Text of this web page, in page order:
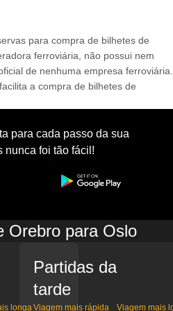
para compra de bilhetes de
ferroviária, não possui nem
de nenhuma empresa ferroviária.
a compra de bilhetes de
para cada passo da sua
nunca foi tão fácil!
Orebro para Oslo
longa
Partidas da
tarde
Viagem mais rápida Viagem mais